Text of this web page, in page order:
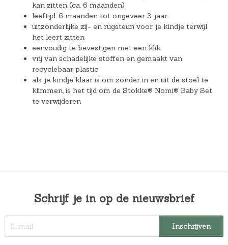
kan zitten (ca. 6 maanden)
leeftijd: 6 maanden tot ongeveer 3 jaar
uitzonderlijke zij- en rugsteun voor je kindje terwijl
het leert zitten
eenvoudig te bevestigen met een klik
vrij van schadelijke stoffen en gemaakt van
recyclebaar plastic
als je kindje klaar is om zonder in en uit de stoel te
klimmen, is het tijd om de Stokke® Nomi® Baby Set
te verwijderen
Schrijf je in op de nieuwsbrief